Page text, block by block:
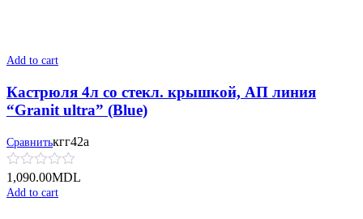
Add to cart
Кастрюля 4л со стекл. крышкой, АП линия
“Granit ultra” (Blue)
Сравнитькгг42а
1,090.00MDL
Add to cart